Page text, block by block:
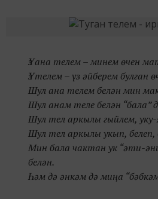
Үз ана телем – минем өчен
Үз телем – үз әйберем булган
Шул ана телем белән мин
Шул анам теле белән
Шул тел аркылы гыйлем,
Шул тел аркылы укып,
Мин бала чактан ук “әти-
белән.
Һәм дә әнкәм дә миңа